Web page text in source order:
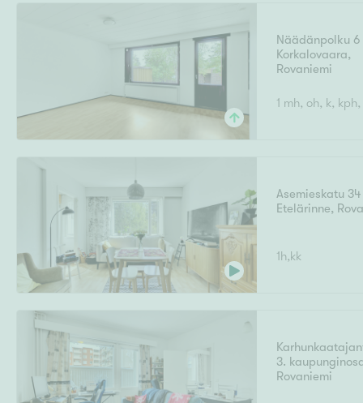
I
Ilmajoki Ivalo
J
Jyväskylä Järvenpää
M
Pinta-ala
Rakennusvuosi
Näädänpolku 6
Korkalovaara,
Rovaniemi
1 mh, oh, k, kph,
Asemieskatu 34
Etelärinne,
1h,kk
3.
Rovaniemi